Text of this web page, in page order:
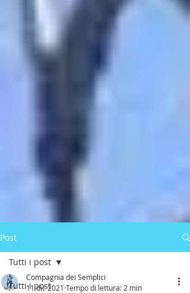
Post
Tutti i post
Tutti i post
Compagnia dei Semplici
11 dic 2021 Tempo di lettura: 2 min